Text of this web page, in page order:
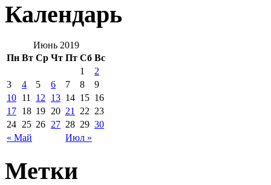
Календарь
Июнь 2019
Пн Вт Ср Чт Пт Сб Вс
« Май Июл »
1
2
3
4 5 6 7 8
9
10 11 12 13 14 15 16
17 18 19 20 21 22 23
24 25 26 27 28 29 30
Метки